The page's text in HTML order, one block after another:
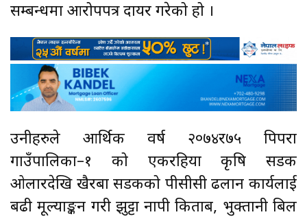
सम्बन्धमा आरोपपत्र दायर गरेको हो ।
उनीहरुले आर्थिक वर्ष २०७४र७५ पिपरा
गाउँपालिका–१ को एकरहिया कृषि सडक
ओलारदेखि खैरबा सडकको पीसीसी ढलान कार्यलाई
बढी मूल्याङ्कन गरी झुट्टा नापी किताब, भुक्तानी बिल